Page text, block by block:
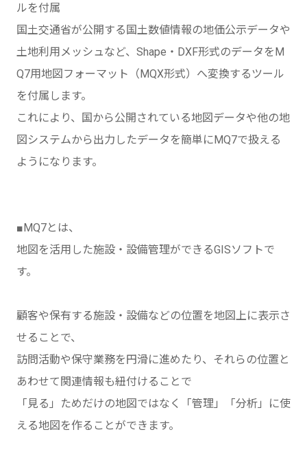
ルを付属
国土交通省が公開する国土数値情報の地価公示データや
土地利用メッシュなど、Shape・DXF形式のデータをM
Q7用地図フォーマット（MQX形式）へ変換するツール
を付属します。
これにより、国から公開されている地図データや他の地
図システムから出力したデータを簡単にMQ7で扱える
ようになります。
■MQ7とは、
地図を活用した施設・設備管理ができるGISソフトで
す。
顧客や保有する施設・設備などの位置を地図上に表示さ
せることで、
訪問活動や保守業務を円滑に進めたり、それらの位置と
あわせて関連情報も紐付けることで
「見る」ためだけの地図ではなく「管理」「分析」に使
える地図を作ることができます。